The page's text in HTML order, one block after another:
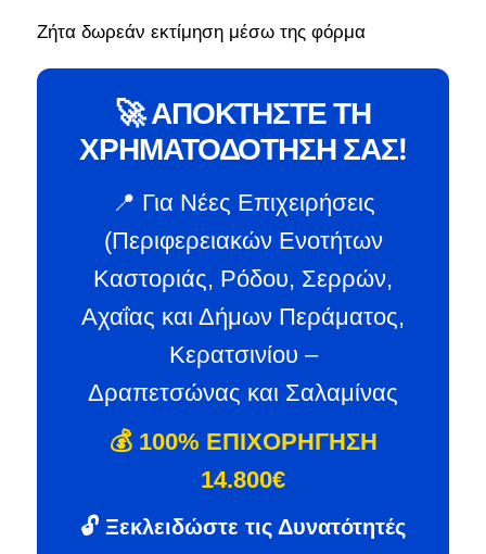
Ζήτα δωρεάν εκτίμηση μέσω της φόρμα
🚀 ΑΠΟΚΤΗΣΤΕ ΤΗ
ΧΡΗΜΑΤΟΔΟΤΗΣΗ ΣΑΣ!
📍 Για Νέες Επιχειρήσεις
(Περιφερειακών Ενοτήτων
Καστοριάς, Ρόδου, Σερρών,
Αχαΐας και Δήμων Περάματος,
Κερατσινίου –
Δραπετσώνας και Σαλαμίνας
💰 100% ΕΠΙΧΟΡΗΓΗΣΗ
14.800€
🔓 Ξεκλειδώστε τις Δυνατότητές